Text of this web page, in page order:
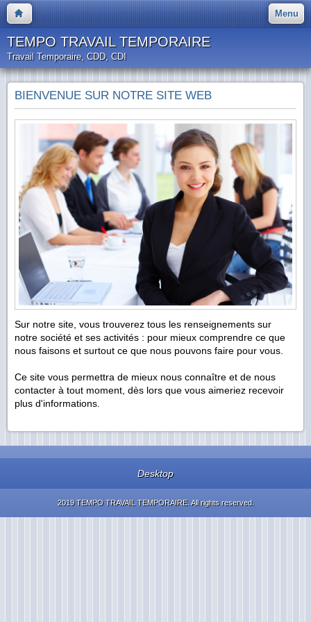
Menu
TEMPO TRAVAIL TEMPORAIRE
Travail Temporaire, CDD, CDI
BIENVENUE SUR NOTRE SITE WEB
Sur notre site, vous trouverez tous les renseignements sur
notre société et ses activités : pour mieux comprendre ce que
nous faisons et surtout ce que nous pouvons faire pour vous.
Ce site vous permettra de mieux nous connaître et de nous
contacter à tout moment, dès lors que vous aimeriez recevoir
plus d'informations.
Desktop
2019 TEMPO TRAVAIL TEMPORAIRE. All rights reserved.